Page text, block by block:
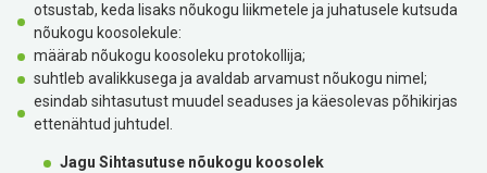
otsustab, keda lisaks nõukogu liikmetele ja juhatusele kutsuda
nõukogu koosolekule:
määrab nõukogu koosoleku protokollija;
suhtleb avalikkusega ja avaldab arvamust nõukogu nimel;
esindab sihtasutust muudel seaduses ja käesolevas põhikirjas
ettenähtud juhtudel.
Jagu Sihtasutuse nõukogu koosolek